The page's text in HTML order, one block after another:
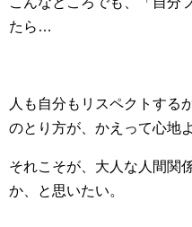
たら…
人も自分もリスペクトする
のとり方が、かえって心地よ
それこそが、大人な人間関
か、と思いたい。